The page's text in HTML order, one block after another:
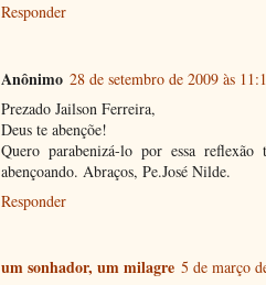
Responder
Anônimo 28 de setembro de 2009 às
Prezado Jailson Ferreira,
Deus te abençõe!
Quero parabenizá-lo por essa
abençoando. Abraços, Pe.José Nilde.
Responder
um sonhador, um milagre 5 de março